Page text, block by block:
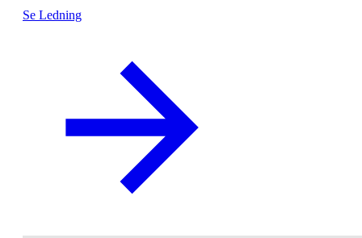
Se Ledning